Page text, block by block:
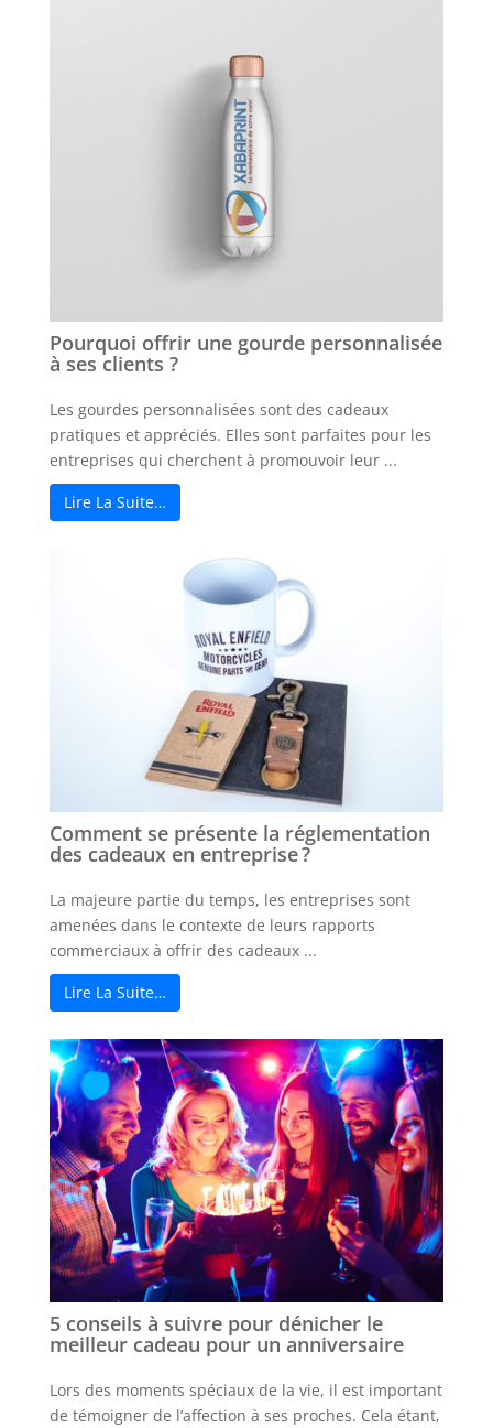
Pourquoi offrir une gourde personnalisée
à ses clients ?
Les gourdes personnalisées sont des cadeaux
pratiques et appréciés. Elles sont parfaites pour les
entreprises qui cherchent à promouvoir leur ...
Lire La Suite…
Comment se présente la réglementation
des cadeaux en entreprise ?
La majeure partie du temps, les entreprises sont
amenées dans le contexte de leurs rapports
commerciaux à offrir des cadeaux ...
Lire La Suite…
5 conseils à suivre pour dénicher le
meilleur cadeau pour un anniversaire
Lors des moments spéciaux de la vie, il est important
de témoigner de l’affection à ses proches. Cela étant,